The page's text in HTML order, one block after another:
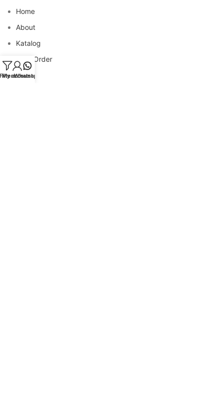
Home
About
Katalog
Cara Order
Blog
My account
Whatsapp